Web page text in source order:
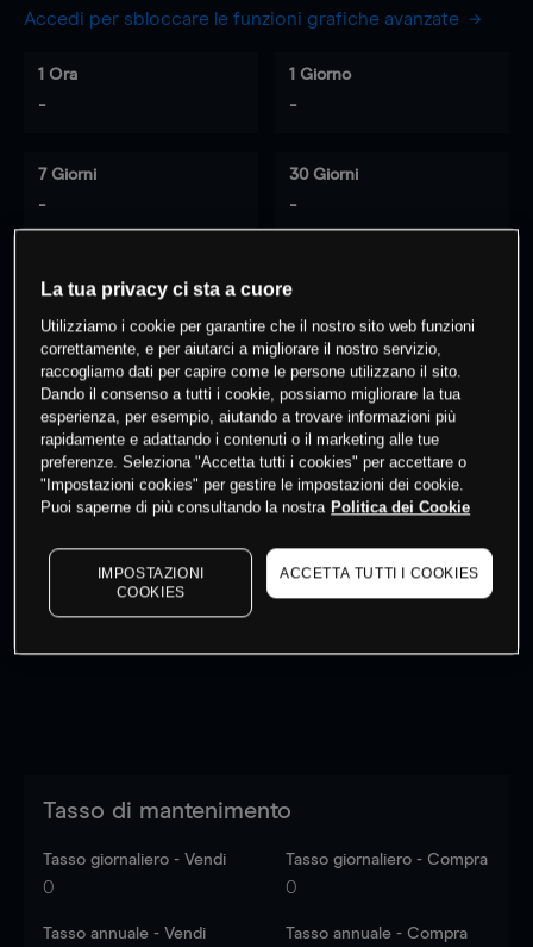
Accedi per sbloccare le funzioni grafiche avanzate
1 Ora
-
1 Giorno
-
7 Giorni
-
30 Giorni
-
% dei clienti hanno posizioni
questo prodotto
Fai trading
I prezzi sono solo indicativi. Accediper vedere gli ultimi
dati di mercato
to see latest market data
Tasso di mantenimento
Tasso giornaliero - Vendi
0
Tasso giornaliero - Compra
0
Tasso annuale - Vendi Tasso annuale - Compra
La tua privacy ci sta a cuore
Utilizziamo i cookie per garantire che il nostro sito web funzioni
correttamente, e per aiutarci a migliorare il nostro servizio,
raccogliamo dati per capire come le persone utilizzano il sito.
Dando il consenso a tutti i cookie, possiamo migliorare la tua
esperienza, per esempio, aiutando a trovare informazioni più
rapidamente e adattando i contenuti o il marketing alle tue
preferenze. Seleziona "Accetta tutti i cookies" per accettare o
"Impostazioni cookies" per gestire le impostazioni dei cookie.
Puoi saperne di più consultando la nostra Politica dei Cookie
IMPOSTAZIONI
COOKIES
ACCETTA TUTTI I COOKIES